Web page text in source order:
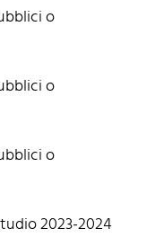
o
o
o
2023-2024